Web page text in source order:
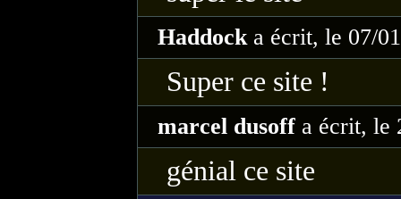
Haddocka écrit, le 07/
Super ce site !
marcel dusoff a écrit, le
génial ce site